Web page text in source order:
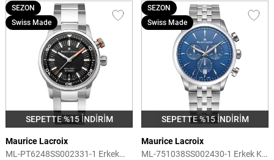
SEPETTE %15 İNDİRİM
SEZON
Swiss Made
Maurice Lacroix
ML-PT6248SS002331-1 Erkek
SEPETTE %15 İNDİRİM
SEZON
Swiss Made
Maurice Lacroix
ML-751038SS002430-1 Erkek Kol